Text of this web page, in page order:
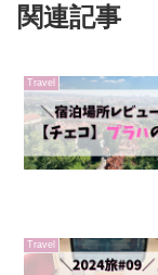
関連記事
Travel
Travel